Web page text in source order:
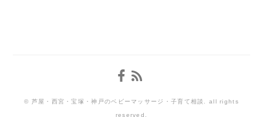
© 芦屋・西宮・宝塚・神戸のベビーマッサージ・子育て相談. all rights
reserved.